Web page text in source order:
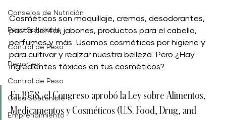
Consejos de Nutrición
Peso Saludable
Control de Peso
Deportes
Control de Peso
Casa Sostenible
Emprendimiento
Cosméticos son maquillaje, cremas, desodorantes,
pasta dental, jabones, productos para el cabello,
perfumes y más. Usamos cosméticos por higiene y
para cultivar y realzar nuestra belleza. Pero ¿Hay
ingredientes tóxicos en tus cosméticos?
En 1938, el Congreso aprobó la Ley sobre Alimentos,
Medicamentos y Cosméticos (U.S. Food, Drug, and